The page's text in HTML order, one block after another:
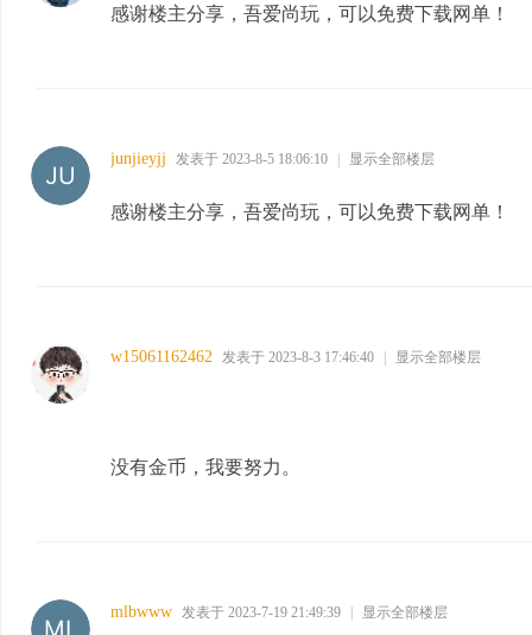
感谢楼主分享，吾爱尚玩，可以免费下载网单！
junjieyjj 发表于 2023-8-5 18:06:10 显示全部楼层
感谢楼主分享，吾爱尚玩，可以免费下载网单！
w15061162462 发表于 2023-8-3 17:46:40 显示全部楼层
没有金币，我要努力。
mlbwww 发表于 2023-7-19 21:49:39 显示全部楼层